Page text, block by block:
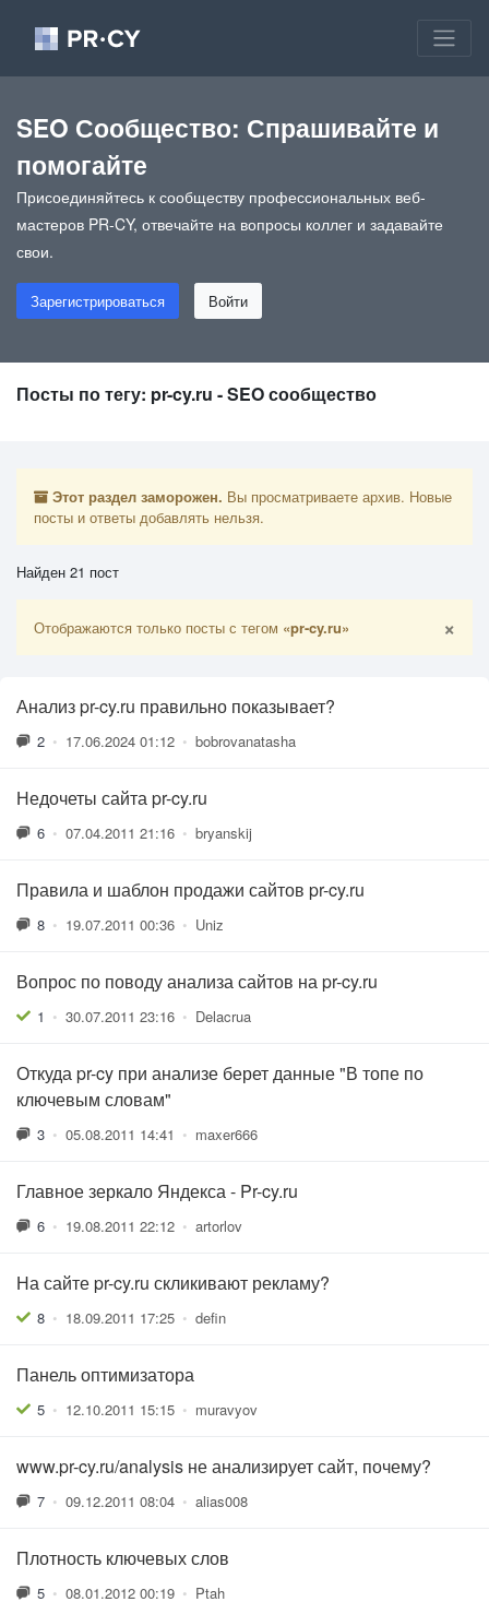
SEO Сообщество: Спрашивайте и
помогайте
Присоединяйтесь к сообществу профессиональных веб-
мастеров PR-CY, отвечайте на вопросы коллег и задавайте
свои.
Зарегистрироваться Войти
Посты по тегу: pr-cy.ru - SEO сообщество
Этот раздел заморожен. Вы просматриваете архив. Новые
посты и ответы добавлять нельзя.
Найден 21 пост
Отображаются только посты с тегом «pr-cy.ru» ×
Анализ pr-cy.ru правильно показывает?
2 • 17.06.2024 01:12 • bobrovanatasha
Недочеты сайта pr-cy.ru
6 • 07.04.2011 21:16 • bryanskij
Правила и шаблон продажи сайтов pr-cy.ru
8 • 19.07.2011 00:36 • Uniz
Вопрос по поводу анализа сайтов на pr-cy.ru
1 • 30.07.2011 23:16 • Delacrua
Откуда pr-cy при анализе берет данные "В топе по
ключевым словам"
3 • 05.08.2011 14:41 • maxer666
Главное зеркало Яндекса - Pr-cy.ru
6 • 19.08.2011 22:12 • artorlov
На сайте pr-cy.ru скликивают рекламу?
8 • 18.09.2011 17:25 • defin
Панель оптимизатора
5 • 12.10.2011 15:15 • muravyov
www.pr-cy.ru/analysis не анализирует сайт, почему?
7 • 09.12.2011 08:04 • alias008
Плотность ключевых слов
5 • 08.01.2012 00:19 • Ptah